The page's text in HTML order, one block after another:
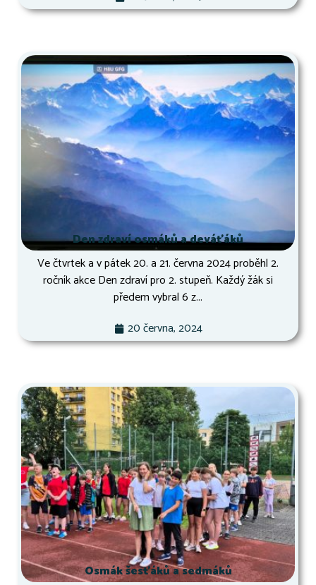
Den zdraví osmáků a deváťáků
Ve čtvrtek a v pátek 20. a 21. června 2024 proběhl 2.
ročník akce Den zdraví pro 2. stupeň. Každý žák si
předem vybral 6 z...
20 června, 2024
Osmák šesťáků a sedmáků